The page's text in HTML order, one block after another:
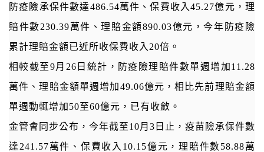
防疫險承保件數達486.54萬件、保費收入45.27億元，理
賠件數230.39萬件、理賠金額890.03億元，今年防疫險
累計理賠金額已近所收保費收入20倍。
相較截至9月26日統計，防疫險理賠件數單週增加11.28
萬件、理賠金額單週增加49.06億元，相比先前理賠金額
單週動輒增加50至60億元，已有收斂。
金管會同步公布，今年截至10月3日止，疫苗險承保件數
達241.57萬件、保費收入10.15億元，理賠件數58.88萬